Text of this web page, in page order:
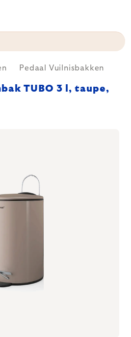
Pedaal Vuilnisbakken
TUBO 3 l, taupe,